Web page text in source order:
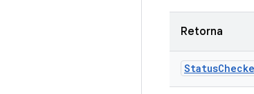
Retorna
Status